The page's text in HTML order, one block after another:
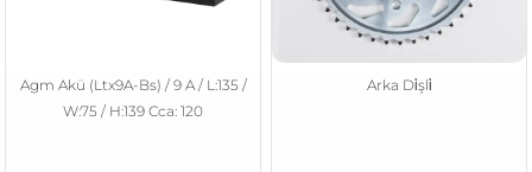
Agm Akü (Ltx9A-Bs) / 9 A / L:135 /
W:75 / H:139 Cca: 120
Arka Di̇şli̇